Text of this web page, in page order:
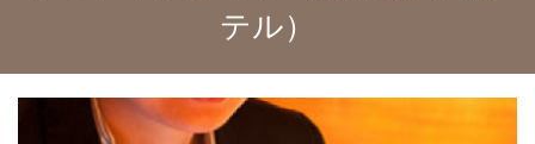
テル）